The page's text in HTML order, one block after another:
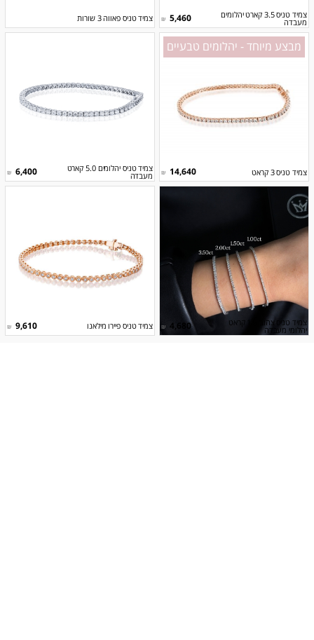
צמיד טניס פאווה 3 שורות
צמיד טניס 3.5 קארט יהלומים
מעבדה
5,460
₪
צמיד טניס יהלומים 5.0 קארט
מעבדה
6,400
₪
מבצע מיוחד - יהלומים טבעיים
צמיד טניס 3 קראט 14,640
₪
צמיד טניס פיירו מילאנו 9,610
₪
צמיד טניס צהוב 1.5 קראט
יהלומי מעבדה
4,680
₪